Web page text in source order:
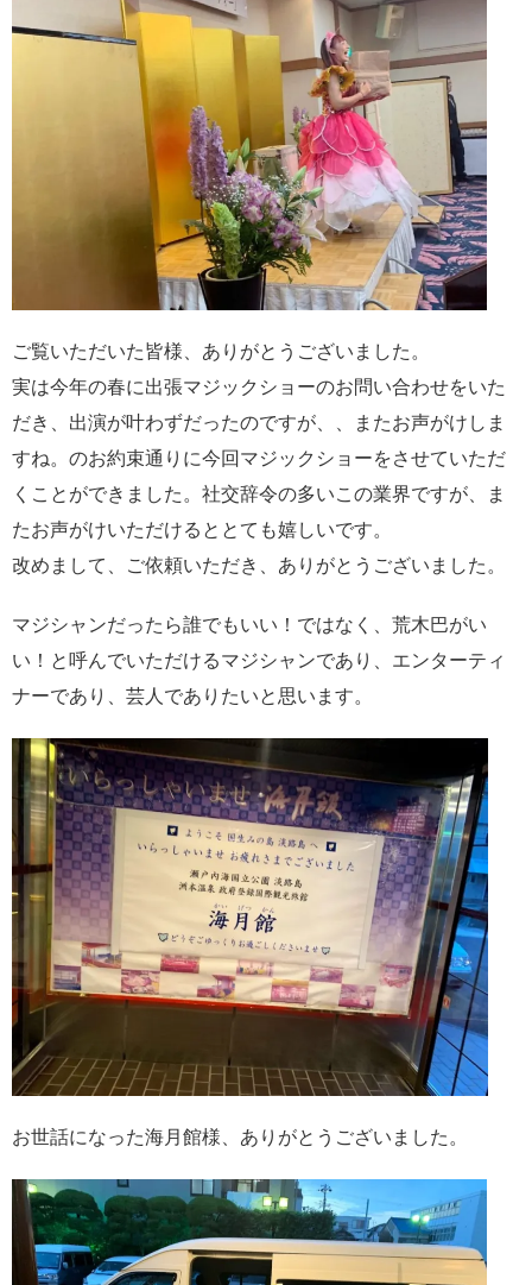
ご覧いただいた皆様、ありがとうございました。
実は今年の春に出張マジックショーのお問い合わせをいた
だき、出演が叶わずだったのですが、、またお声がけしま
すね。のお約束通りに今回マジックショーをさせていただ
くことができました。社交辞令の多いこの業界ですが、ま
たお声がけいただけるととても嬉しいです。
改めまして、ご依頼いただき、ありがとうございました。
マジシャンだったら誰でもいい！ではなく、荒木巴がい
い！と呼んでいただけるマジシャンであり、エンターティ
ナーであり、芸人でありたいと思います。
お世話になった海月館様、ありがとうございました。